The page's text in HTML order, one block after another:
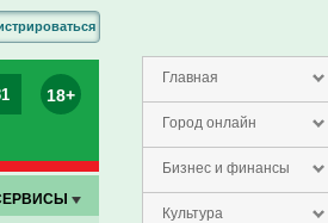
Главная
Город онлайн
Бизнес и финансы
Культура
18+